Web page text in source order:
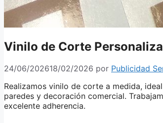
Vinilo de Corte
24/06/202618/02/2026 por Publicidad
Realizamos vinilo de corte a medida,
paredes y decoración comercial.
excelente adherencia.